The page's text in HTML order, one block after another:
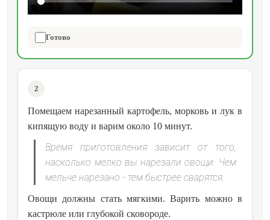
Готово
2
Помещаем нарезанный картофель, морковь и лук в
кипящую воду и варим около 10 минут.
Время приготовления зависит от того,
насколько мелко вы нарезали овощи. Чем
мельче нарезано - тем быстрее сварятся.
Овощи должны стать мягкими. Варить можно в
кастрюле или глубокой сковороде.